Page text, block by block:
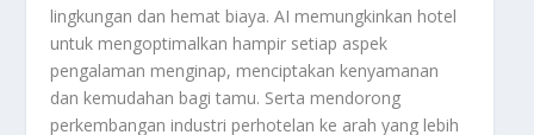
lingkungan dan hemat biaya. AI memungkinkan hotel
untuk mengoptimalkan hampir setiap aspek
pengalaman menginap, menciptakan kenyamanan
dan kemudahan bagi tamu. Serta mendorong
perkembangan industri perhotelan ke arah yang lebih